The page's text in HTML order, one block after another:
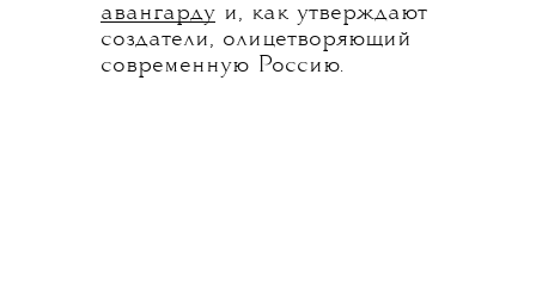
авангарду и, как утверждают
создатели, олицетворяющий
современную Россию.